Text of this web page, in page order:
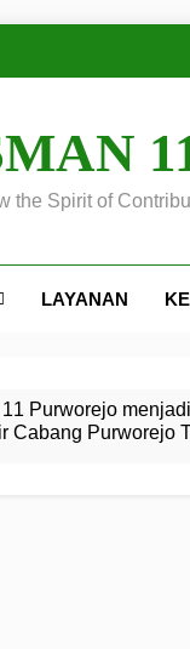
the Spirit of
LAYANAN
Purworejo
Cabang Purworejo
Calon
Tingkat
Gugus Depan
di LKBB
oleh Pasukan
11
Negeri 11
menjadi lokasi